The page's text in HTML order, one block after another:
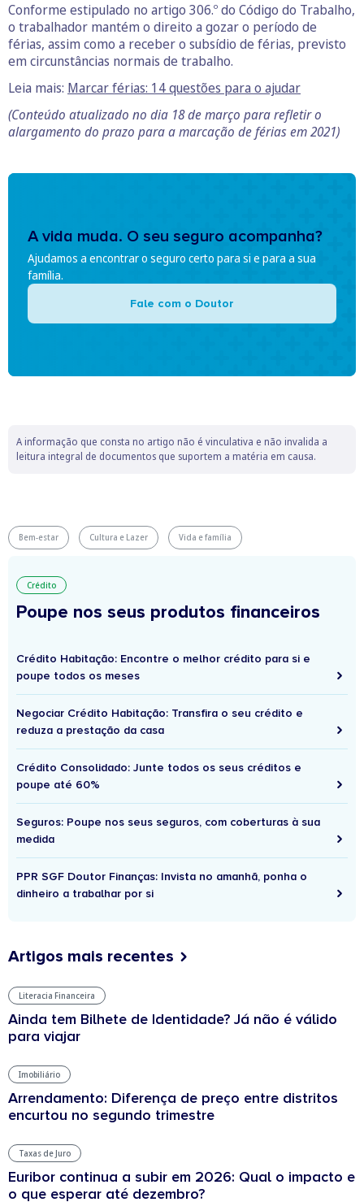
Conforme estipulado no artigo 306.º do Código do Trabalho,
o trabalhador mantém o direito a gozar o período de
férias, assim como a receber o subsídio de férias, previsto
em circunstâncias normais de trabalho.
Leia mais: Marcar férias: 14 questões para o ajudar
(Conteúdo atualizado no dia 18 de março para refletir o
alargamento do prazo para a marcação de férias em 2021)
A vida muda. O seu seguro acompanha?
Ajudamos a encontrar o seguro certo para si e para a sua
família.
Fale com o Doutor
A informação que consta no artigo não é vinculativa e não invalida a
leitura integral de documentos que suportem a matéria em causa.
Bem-estar Cultura e Lazer Vida e família
Crédito
Poupe nos seus produtos financeiros
Crédito Habitação: Encontre o melhor crédito para si e
poupe todos os meses
Negociar Crédito Habitação: Transfira o seu crédito e
reduza a prestação da casa
Crédito Consolidado: Junte todos os seus créditos e
poupe até 60%
Seguros: Poupe nos seus seguros, com coberturas à sua
medida
PPR SGF Doutor Finanças: Invista no amanhã, ponha o
dinheiro a trabalhar por si
Artigos mais recentes
Literacia Financeira
Ainda tem Bilhete de Identidade? Já não é válido
para viajar
Imobiliário
Arrendamento: Diferença de preço entre distritos
encurtou no segundo trimestre
Taxas de Juro
Euribor continua a subir em 2026: Qual o impacto e
o que esperar até dezembro?